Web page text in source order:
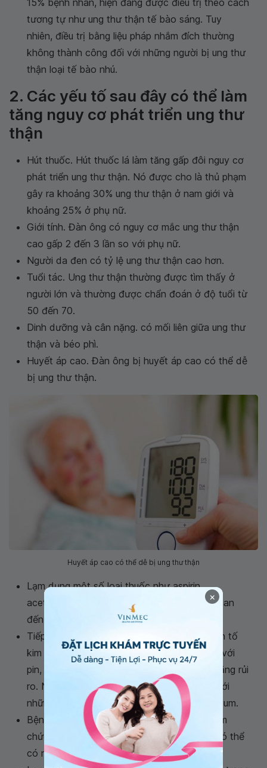
tương tự như ung thư thận tế bào sáng. Tuy
nhiên, điều trị bằng liệu pháp nhắm đích thường
không thành công đối với những người bị ung thư
thận loại tế bào nhú.
2. Các yếu tố sau đây có thể làm
tăng nguy cơ phát triển ung thư
thận
Hút thuốc. Hút thuốc lá làm tăng gấp đôi nguy cơ
phát triển ung thư thận. Nó được cho là thủ phạm
gây ra khoảng 30% ung thư thận ở nam giới và
khoảng 25% ở phụ nữ.
Giới tính. Đàn ông có nguy cơ mắc ung thư thận
cao gấp 2 đến 3 lần so với phụ nữ.
Người da đen có tỷ lệ ung thư thận cao hơn.
Tuổi tác. Ung thư thận thường được tìm thấy ở
người lớn và thường được chẩn đoán ở độ tuổi từ
50 đến 70.
Dinh dưỡng và cân nặng. có mối liên giữa ung thư
thận và béo phì.
Huyết áp cao. Đàn ông bị huyết áp cao có thể dễ
bị ung thư thận.
Huyết áp cao có thể dễ bị ung thư thận
Lạm dụng một số loại thuốc như aspirin,
acetaminophen và ibuprofen, cũng có liên quan
đến ung thư thận.
Tiếp xúc với cadmium: phơi nhiễm với nguyên tố
kim loại cadmium và ung thư thận. Làm việc với
pin, sơn hoặc vật liệu hàn cũng có thể làm tăng rủi
ro. Nguy cơ này thậm chí còn cao hơn đối với
những người hút thuốc đã tiếp xúc với cadmium.
Bệnh thận mãn tính: Những người bị suy giảm
chức năng thận nhưng không cần lọc máu có thể
có nguy cơ mắc ung thư thận cao hơn.
×